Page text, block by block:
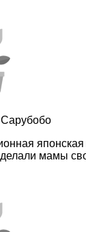
японская
делали мамы